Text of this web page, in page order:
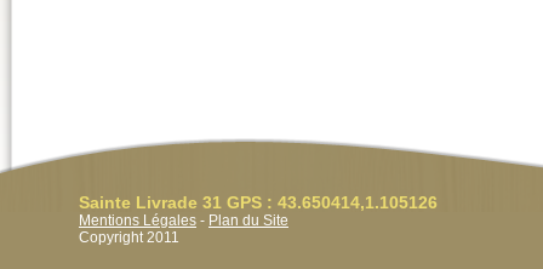
Sainte Livrade 31 GPS : 43.650414,1.105126
Mentions Légales - Plan du Site
Copyright 2011